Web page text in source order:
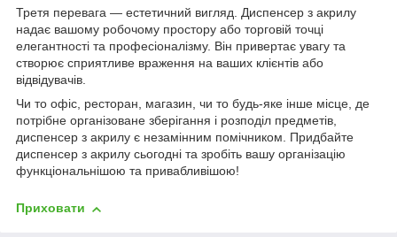
Третя перевага — естетичний вигляд. Диспенсер з акрилу
надає вашому робочому простору або торговій точці
елегантності та професіоналізму. Він привертає увагу та
створює сприятливе враження на ваших клієнтів або
відвідувачів.
Чи то офіс, ресторан, магазин, чи то будь-яке інше місце, де
потрібне організоване зберігання і розподіл предметів,
диспенсер з акрилу є незамінним помічником. Придбайте
диспенсер з акрилу сьогодні та зробіть вашу організацію
функціональнішою та привабливішою!
Приховати